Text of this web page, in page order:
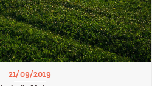
21/09/2019